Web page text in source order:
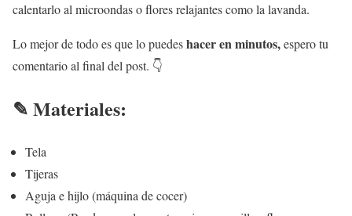
calentarlo al microondas o flores relajantes como la lavanda.
Lo mejor de todo es que lo puedeshacer en minutos,espero tu
comentario al final del post. 👇
✎ Materiales:
Tela
Tijeras
Aguja e hijlo (máquina de cocer)